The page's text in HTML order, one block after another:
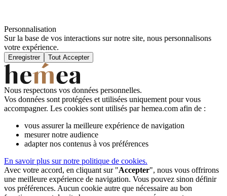
Personnalisation
Sur la base de vos interactions sur notre site, nous personnalisons
votre expérience.
Enregistrer Tout Accepter
Nous respectons vos données personnelles.
Vos données sont protégées et utilisées uniquement pour vous
accompagner. Les cookies sont utilisés par hemea.com afin de :
vous assurer la meilleure expérience de navigation
mesurer notre audience
adapter nos contenus à vos préférences
En savoir plus sur notre politique de cookies.
Avec votre accord, en cliquant sur "Accepter", nous vous offrirons
une meilleure expérience de navigation. Vous pouvez sinon définir
vos préférences. Aucun cookie autre que nécessaire au bon